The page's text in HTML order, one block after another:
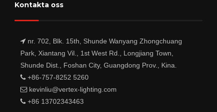
Kontakta oss
nr. 702, Blk. 15th, Shunde Wanyang Zhongchuang
Park, Xiantang Vil., 1st West Rd., Longjiang Town,
Shunde Dist., Foshan City, Guangdong Prov., Kina.
+86-757-8252 5260
kevinliu@vertex-lighting.com
+86 13702343463